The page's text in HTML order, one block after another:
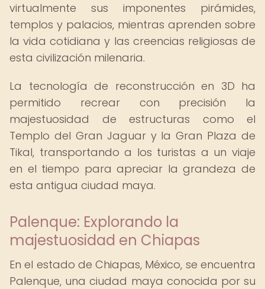
virtualmente sus imponentes pirámides,
templos y palacios, mientras aprenden sobre
la vida cotidiana y las creencias religiosas de
esta civilización milenaria.
La tecnología de reconstrucción en 3D ha
permitido recrear con precisión la
majestuosidad de estructuras como el
Templo del Gran Jaguar y la Gran Plaza de
Tikal, transportando a los turistas a un viaje
en el tiempo para apreciar la grandeza de
esta antigua ciudad maya.
Palenque: Explorando la
majestuosidad en Chiapas
En el estado de Chiapas, México, se encuentra
Palenque, una ciudad maya conocida por su